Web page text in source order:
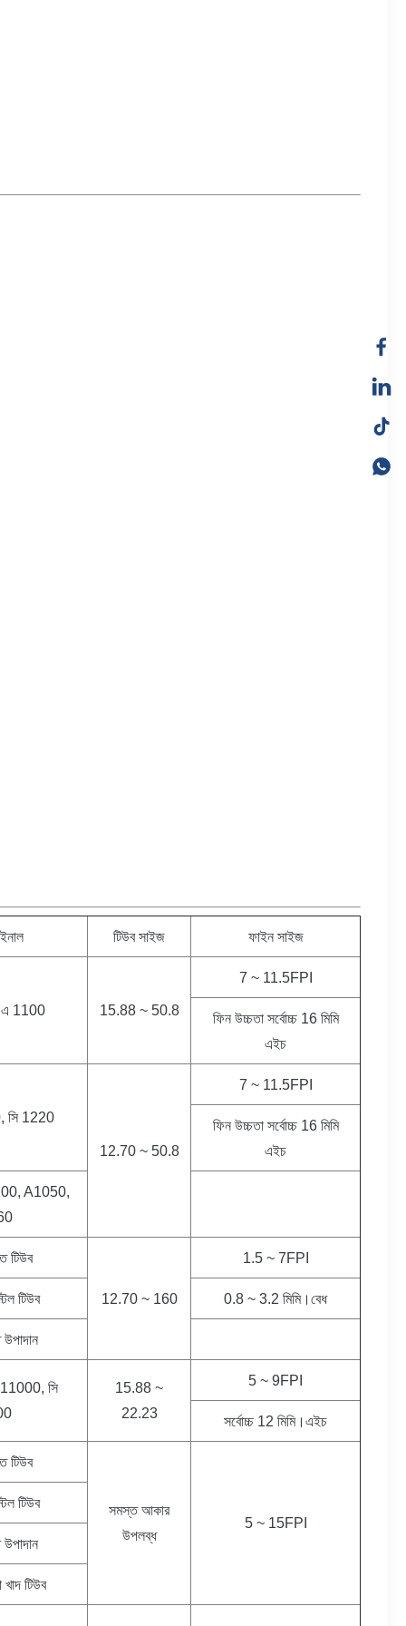
টিউব সাইজ ফাইন সাইজ
এ 1100 15.88 ~ 50.8
7 ~ 11.5FPI
ফিন উচ্চতা সর্বোচ্চ 16 মিমি
এইচ
সি 1220
12.70 ~ 50.8
7 ~ 11.5FPI
ফিন উচ্চতা সর্বোচ্চ 16 মিমি
এইচ
A1050,
টিউব
12.70 ~ 160
1.5 ~ 7FPI
টিউব 0.8 ~ 3.2 মিমি।বেধ
সি
15.88 ~
22.23
5 ~ 9FPI
সর্বোচ্চ 12 মিমি।এইচ
টিউব
সমস্ত আকার
উপলব্ধ
5 ~ 15FPI
টিউব
খাদ টিউব